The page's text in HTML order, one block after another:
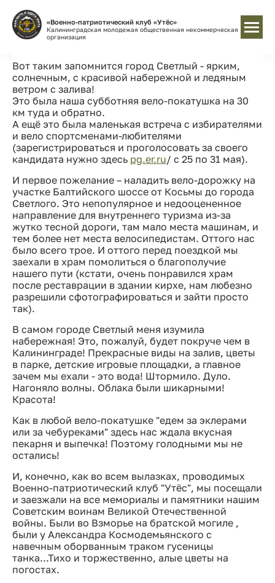
«Военно-патриотический клуб «Утёс»
Калининградская молодежая общественная некоммерческая
организация
Вот таким запомнится город Светлый - ярким,
солнечным, с красивой набережной и ледяным
ветром с залива!
Это была наша субботняя вело-покатушка на 30
км туда и обратно.
А ещё это была маленькая встреча с избирателями
и вело спортсменами-любителями
(зарегистрироваться и проголосовать за своего
кандидата нужно здесь pg.er.ru/ с 25 по 31 мая).
И первое пожелание – наладить вело-дорожку на
участке Балтийского шоссе от Косьмы до города
Светлого. Это непопулярное и недооцененное
направление для внутреннего туризма из-за
жутко тесной дороги, там мало места машинам, и
тем более нет места велосипедистам. Оттого нас
было всего трое. И оттого перед поездкой мы
заехали в храм помолиться о благополучие
нашего пути (кстати, очень понравился храм
после реставрации в здании кирхе, нам любезно
разрешили сфотографироваться и зайти просто
так).
В самом городе Светлый меня изумила
набережная! Это, пожалуй, будет покруче чем в
Калининграде! Прекрасные виды на залив, цветы
в парке, детские игровые площадки, а главное
зачем мы ехали - это вода! Штормило. Дуло.
Нагоняло волны. Облака были шикарными!
Красота!
Как в любой вело-покатушке "едем за эклерами
или за чебуреками" здесь нас ждала вкусная
пекарня и выпечка! Поэтому голодными мы не
остались!
И, конечно, как во всем вылазках, проводимых
Военно-патриотический клуб "Утёс", мы посещали
и заезжали на все мемориалы и памятники нашим
Советским воинам Великой Отечественной
войны. Были во Взморье на братской могиле ,
были у Александра Космодемьянского с
навечным оборванным траком гусеницы
танка...Тихо и торжественно, алые цветы на
погостах.